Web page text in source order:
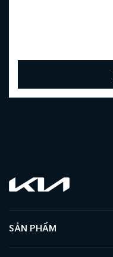
SẢN PHẨM